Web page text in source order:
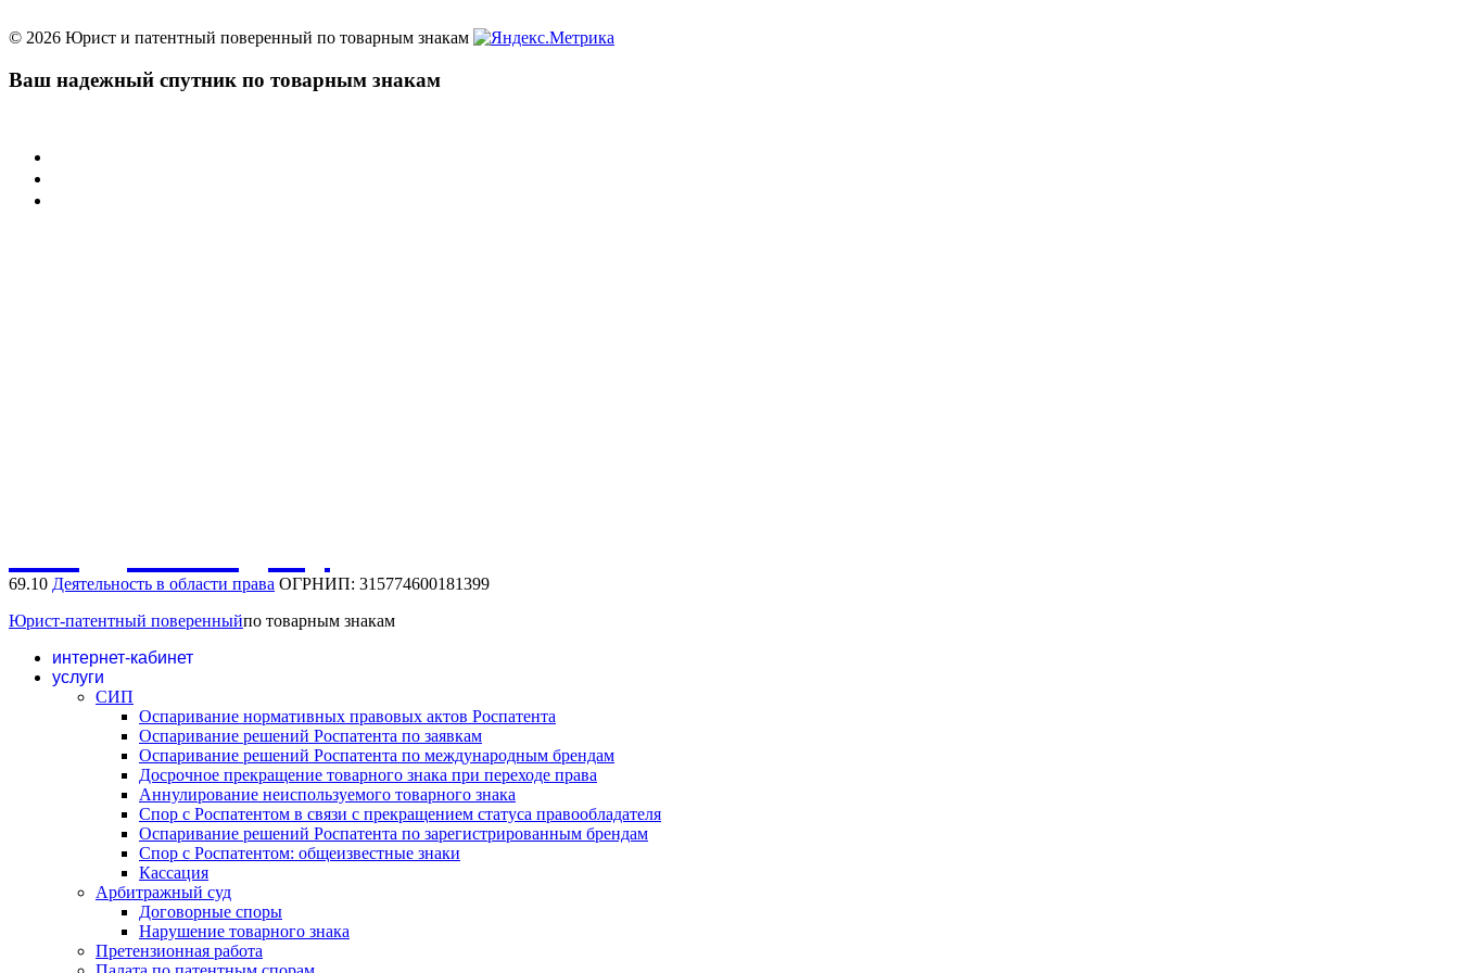
© 2026 Юрист и патентный поверенный по товарным знакам
Ваш надежный спутник по товарным знакам
69.10 Деятельность в области права ОГРНИП: 315774600181399
Юрист-патентный поверенныйпо товарным знакам
интернет-кабинет
услуги
СИП
Оспаривание нормативных правовых актов Роспатента
Оспаривание решений Роспатента по заявкам
Оспаривание решений Роспатента по международным брендам
Досрочное прекращение товарного знака при переходе права
Аннулирование неиспользуемого товарного знака
Спор с Роспатентом в связи с прекращением статуса правообладателя
Оспаривание решений Роспатента по зарегистрированным брендам
Спор с Роспатентом: общеизвестные знаки
Кассация
Арбитражный суд
Договорные споры
Нарушение товарного знака
Претензионная работа